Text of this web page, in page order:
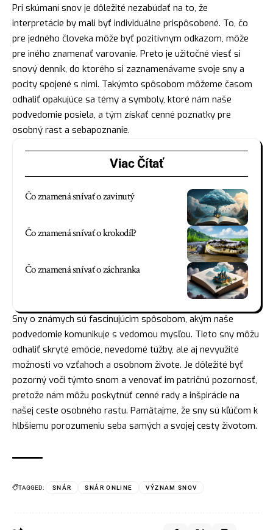
Pri skúmaní snov je dôležité nezabúdať na to, že
interpretácie by mali byť individuálne prispôsobené. To, čo
pre jedného človeka môže byť pozitívnym odkazom, môže
pre iného znamenať varovanie. Preto je užitočné viesť si
snový denník, do ktorého si zaznamenávame svoje sny a
pocity spojené s nimi. Takýmto spôsobom môžeme časom
odhaliť opakujúce sa témy a symboly, ktoré nám naše
podvedomie posiela, a tým získať cenné poznatky pre
osobný rast a sebapoznanie.
Viac Čítať
Čo znamená snívať o zavinutý
Čo znamená snívať o krokodíl?
Čo znamená snívať o záchranka
Sny o známych sú fascinujúcim spôsobom, akým naše
podvedomie komunikuje s vedomou mysľou. Tieto sny môžu
odhaliť skryté emócie, nevedomé túžby, ale aj nevyužité
možnosti vo vzťahoch a osobnom živote. Je dôležité byť
pozorný voči týmto snom a venovať im patričnú pozornosť,
pretože nám môžu poskytnúť cenné rady a inšpirácie na
našej ceste osobného rastu. Pamätajme, že sny sú kľúčom k
hlbšiemu porozumeniu seba samých a svojej cesty životom.
TAGGED: SNÁR SNÁR ONLINE VÝZNAM SNOV